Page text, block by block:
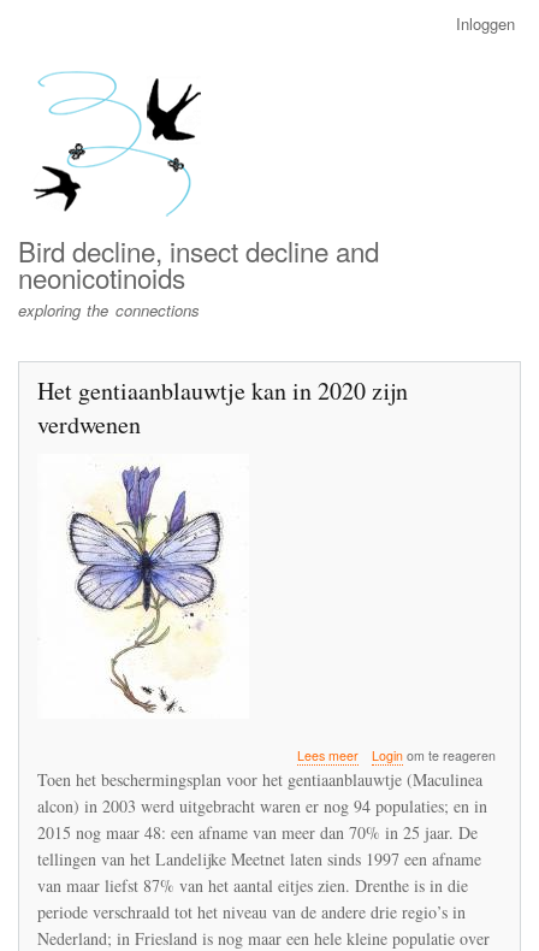
menu
Inloggen
Bird decline, insect decline and
neonicotinoids
exploring the connections
Het gentiaanblauwtje kan in 2020 zijn
verdwenen
Lees meerover
gentiaanblauwtje
kan
in
2020
verdwenen
Loginom te reageren
Toen het beschermingsplan voor het gentiaanblauwtje (Maculinea
alcon) in 2003 werd uitgebracht waren er nog 94 populaties; en in
2015 nog maar 48: een afname van meer dan 70% in 25 jaar. De
tellingen van het Landelijke Meetnet laten sinds 1997 een afname
van maar liefst 87% van het aantal eitjes zien. Drenthe is in die
periode verschraald tot het niveau van de andere drie regio’s in
Nederland; in Friesland is nog maar een hele kleine populatie over